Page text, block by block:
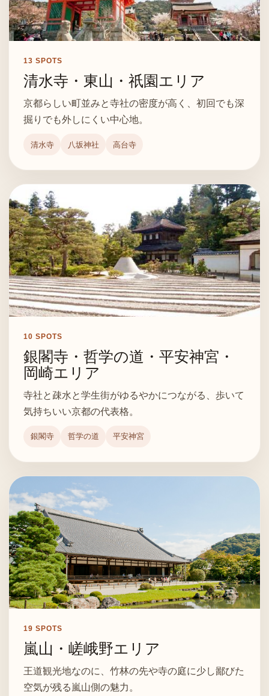
13 SPOTS
清水寺・東山・祇園エリア
京都らしい町並みと寺社の密度が高く、初回でも深
掘りでも外しにくい中心地。
清水寺 八坂神社 高台寺
10 SPOTS
銀閣寺・哲学の道・平安神宮・
岡崎エリア
寺社と疎水と学生街がゆるやかにつながる、歩いて
気持ちいい京都の代表格。
銀閣寺 哲学の道 平安神宮
19 SPOTS
嵐山・嵯峨野エリア
王道観光地なのに、竹林の先や寺の庭に少し鄙びた
空気が残る嵐山側の魅力。